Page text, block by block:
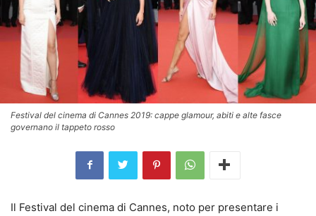
Festival del cinema di Cannes 2019: cappe glamour, abiti e alte fasce
governano il tappeto rosso
Il Festival del cinema di Cannes, noto per presentare i